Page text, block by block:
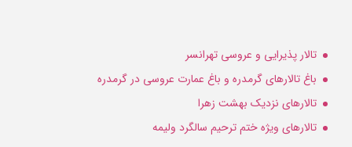
تالار پذیرایی و عروسی تهرانسر
باغ تالارهای گرمدره و باغ عمارت عروسی در گرمدره
تالارهای نزدیک بهشت زهرا
تالارهای ویژه ختم ترحیم سالگرد ولیمه